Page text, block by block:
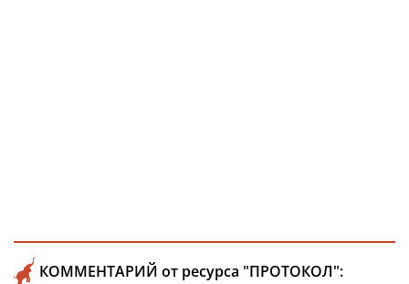
КОММЕНТАРИЙ от ресурса "ПРОТОКОЛ":